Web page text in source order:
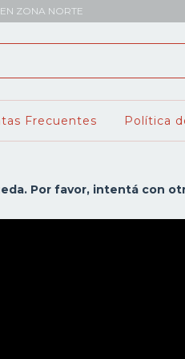
ZONA NORTE
Frecuentes Política
Por favor, intentá con